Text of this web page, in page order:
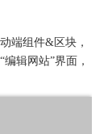
端组件&区块，
辑网站”界面，